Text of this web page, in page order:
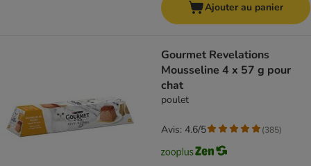
Ajouter au panier
Gourmet Revelations
Mousseline 4 x 57 g pour
chat
poulet
Avis: 4.6/5 (385)